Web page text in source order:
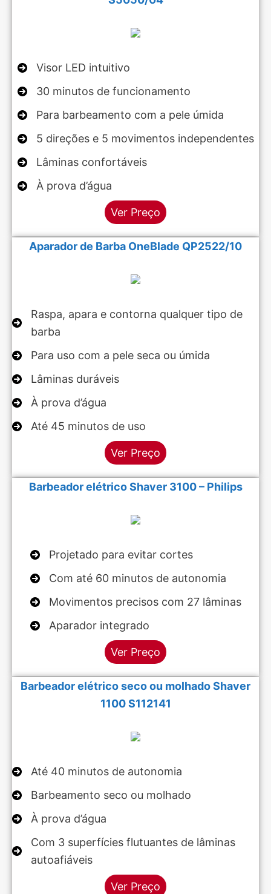
Visor LED intuitivo
30 minutos de funcionamento
Para barbeamento com a pele úmida
5 direções e 5 movimentos independentes
Lâminas confortáveis
À prova d’água
Ver Preço
Aparador de Barba OneBlade QP2522/10
Raspa, apara e contorna qualquer tipo de
barba
Para uso com a pele seca ou úmida
Lâminas duráveis
À prova d’água
Até 45 minutos de uso
Ver Preço
Barbeador elétrico Shaver 3100 – Philips
Projetado para evitar cortes
Com até 60 minutos de autonomia
Movimentos precisos com 27 lâminas
Aparador integrado
Ver Preço
Barbeador elétrico seco ou molhado Shaver
1100 S112141
Até 40 minutos de autonomia
Barbeamento seco ou molhado
À prova d’água
Com 3 superfícies flutuantes de lâminas
autoafiáveis
Ver Preço